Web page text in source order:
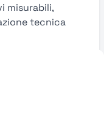
misurabili,
tecnica